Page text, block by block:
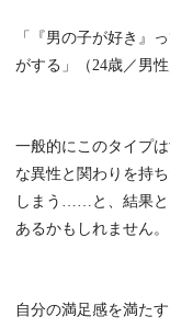
「『男の子が好き』
がする」（24歳／男性
一般的にこのタイプ
な異性と関わりを持
しまう……と、結果と
あるかもしれません。
自分の満足感を満た